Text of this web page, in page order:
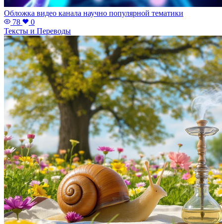
Обложка видео канала научно популярной тематики
78
0
Тексты и Переводы